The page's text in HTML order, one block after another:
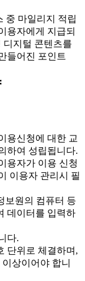
중 마일리지 적립
용자에게 지급되
디지털 콘텐츠를
들어진 포인트
용신청에 대한 교
하여 성립됩니다.
용자가 이용 신청
이용자 관리시 필
보원의 컴퓨터 등
데이터를 입력하
다.
단위로 체결하며,
상이어야 합니